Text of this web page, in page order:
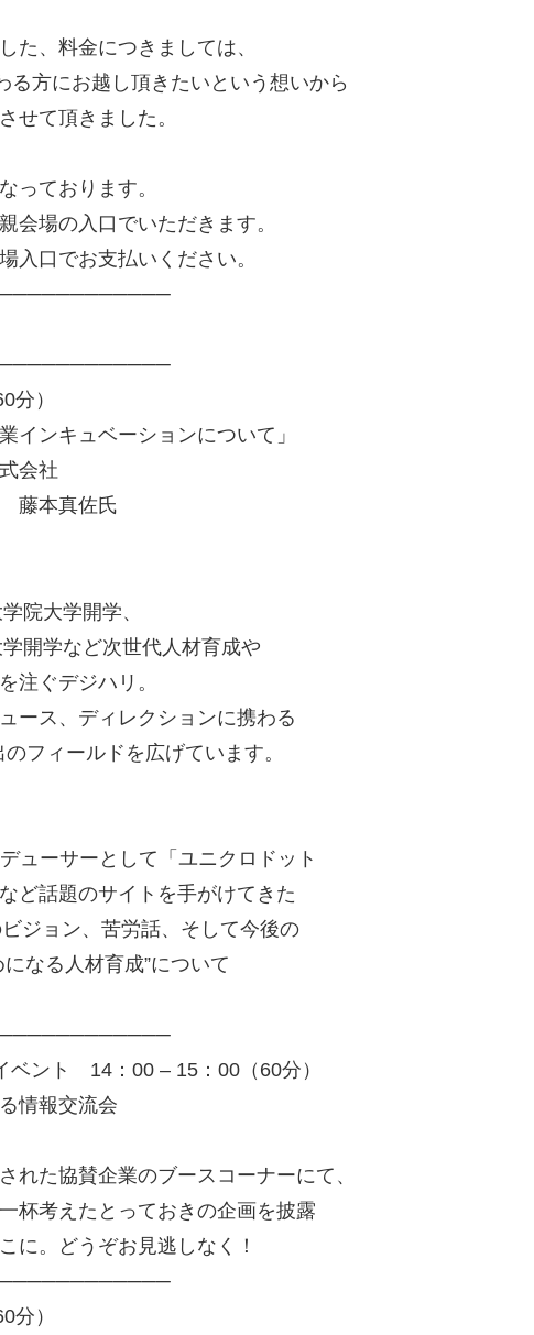
た、料金につきましては、
る方にお越し頂きたいという想いから
せて頂きました。
っております。
場の入口でいただきます。
口でお支払いください。
）
インキュベーションについて」
会社
本真佐氏
院大学開学、
開学など次世代人材育成や
注ぐデジハリ。
ース、ディレクションに携わる
フィールドを広げています。
ューサーとして「ユニクロドット
ど話題のサイトを手がけてきた
ジョン、苦労話、そして今後の
なる人材育成”について
ベント 14：00 – 15：00（60分）
情報交流会
れた協賛企業のブースコーナーにて、
杯考えたとっておきの企画を披露
に。どうぞお見逃しなく！
）